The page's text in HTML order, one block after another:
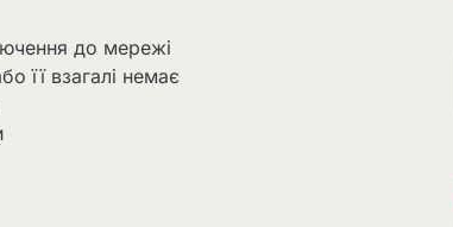
до мережі
її взагалі немає